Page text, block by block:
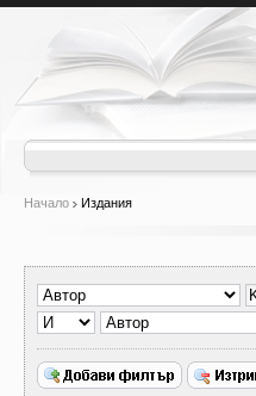
Начало Издания